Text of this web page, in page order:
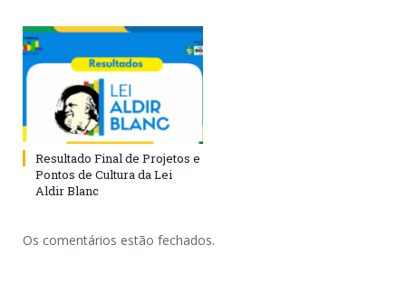
Resultado Final de Projetos e
Pontos de Cultura da Lei
Aldir Blanc
Os comentários estão fechados.